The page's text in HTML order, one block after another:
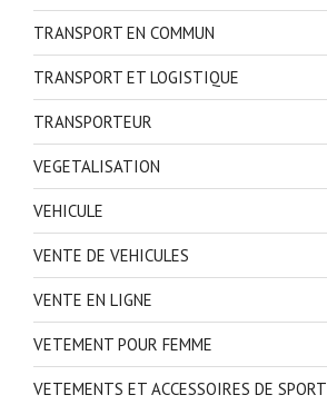
TRANSPORT EN COMMUN
TRANSPORT ET LOGISTIQUE
TRANSPORTEUR
VEGETALISATION
VEHICULE
VENTE DE VEHICULES
VENTE EN LIGNE
VETEMENT POUR FEMME
VETEMENTS ET ACCESSOIRES DE SPORT